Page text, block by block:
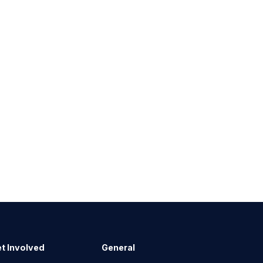
Involved General